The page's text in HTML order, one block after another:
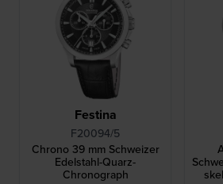
Festina
F20094/5
Chrono 39 mm Schweizer
Edelstahl-Quarz-
Chronograph